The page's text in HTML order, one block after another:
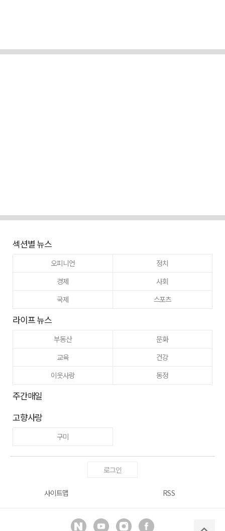
섹션별 뉴스
오피니언
정치
경제
사회
국제
스포츠
라이프 뉴스
부동산
문화
교육
건강
이웃사랑
동정
주간매일
고향사랑
구미
로그인
사이트맵 RSS